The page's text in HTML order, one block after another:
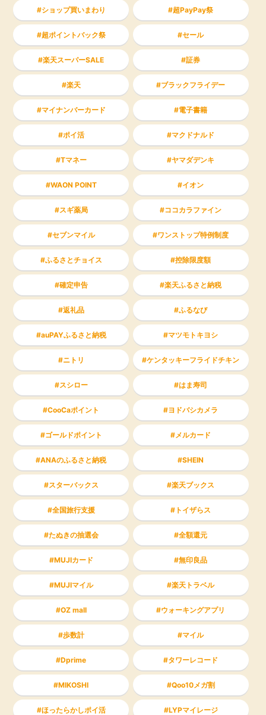
ショップ買いまわり 超PayPay祭
超ポイントバック祭 セール
楽天スーパーSALE 証券
楽天 ブラックフライデー
マイナンバーカード 電子書籍
ポイ活 マクドナルド
Tマネー ヤマダデンキ
WAON POINT イオン
スギ薬局 ココカラファイン
セブンマイル ワンストップ特例制度
ふるさとチョイス 控除限度額
確定申告 楽天ふるさと納税
返礼品 ふるなび
auPAYふるさと納税 マツモトキヨシ
ニトリ ケンタッキーフライドチキン
スシロー はま寿司
CooCaポイント ヨドバシカメラ
ゴールドポイント メルカード
ANAのふるさと納税 SHEIN
スターバックス 楽天ブックス
全国旅行支援 トイザらス
たぬきの抽選会 全額還元
MUJIカード 無印良品
MUJIマイル 楽天トラベル
OZ mall ウォーキングアプリ
歩数計 マイル
Dprime タワーレコード
MIKOSHI Qoo10メガ割
ほったらかしポイ活 LYPマイレージ